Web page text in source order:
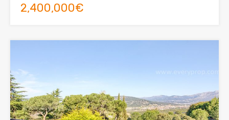
2,400,000€